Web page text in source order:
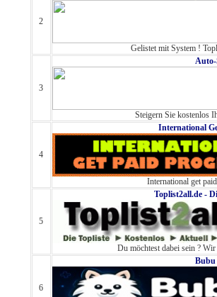
2
Gelistet mit System !
3
Steigern Sie kostenlos
4
International
International get
5
Toplist2all.de -
Du möchtest dabei sein ?
6
Bubu